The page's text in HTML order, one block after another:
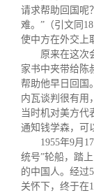
请求帮助回国呢
难。”（引文同
使中方在外交上
原来在这次
家书中夹带给陈
帮助他早日回国
内瓦谈判很有用
当时机对美方代
通知钱学森，可
1955年9月
统号”轮船，踏
的中国人。经过
关怀下，终于在